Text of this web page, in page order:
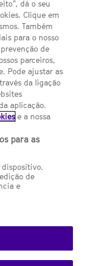
is wholly owned
de la Castellana,
B-82227893
and regulated
SYFY France SYFY
dá o seu
Clique em
Também
para o nosso
de
parceiros,
Pode ajustar as
da ligação
aplicação.
e a nossa
para as
dispositivo.
de
e